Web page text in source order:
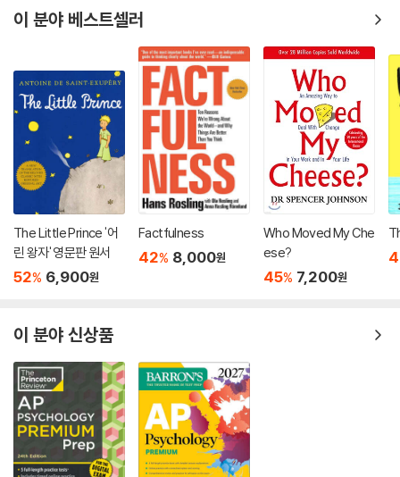
이 분야 베스트셀러
The Little Prince '어
린 왕자' 영문판 원서
52% 6,900원
Factfulness
42% 8,000원
Who Moved My Che
ese?
45% 7,200원
이 분야 신상품